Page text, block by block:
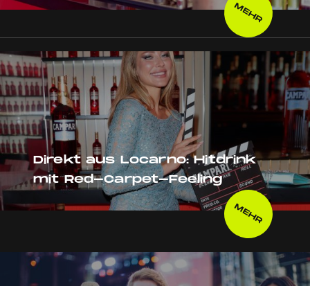
MEHR
Direkt aus Locarno: Hitdrink
mit Red-Carpet-Feeling
MEHR